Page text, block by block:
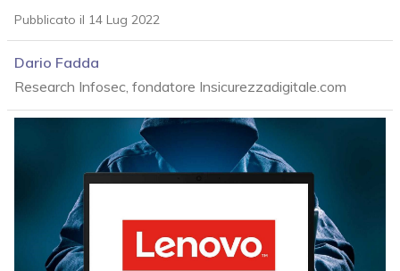
Pubblicato il 14 Lug 2022
Dario Fadda
Research Infosec, fondatore Insicurezzadigitale.com